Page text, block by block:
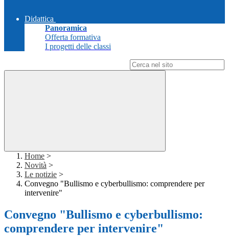
Didattica
Panoramica
Offerta formativa
I progetti delle classi
Home >
Novità >
Le notizie >
Convegno "Bullismo e cyberbullismo: comprendere per
intervenire"
Convegno "Bullismo e cyberbullismo:
comprendere per intervenire"